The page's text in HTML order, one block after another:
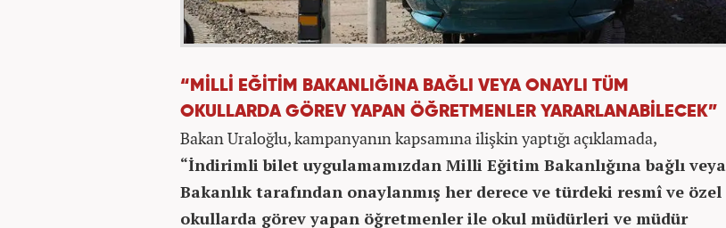
“MİLLİ EĞİTİM BAKANLIĞINA BAĞLI VEYA ONAYLI TÜM
OKULLARDA GÖREV YAPAN ÖĞRETMENLER YARARLANABİLECEK”
Bakan Uraloğlu, kampanyanın kapsamına ilişkin yaptığı açıklamada,
“İndirimli bilet uygulamamızdan Milli Eğitim Bakanlığına bağlı veya
Bakanlık tarafından onaylanmış her derece ve türdeki resmî ve özel
okullarda görev yapan öğretmenler ile okul müdürleri ve müdür